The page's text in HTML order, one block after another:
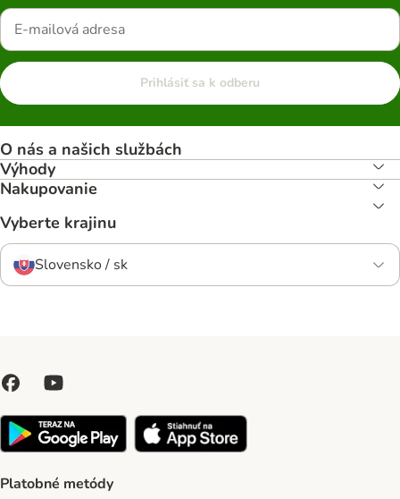
Prihlásiť sa k odberu
O nás a našich službách
Výhody
Nakupovanie
Vyberte krajinu
Slovensko / sk
Platobné metódy